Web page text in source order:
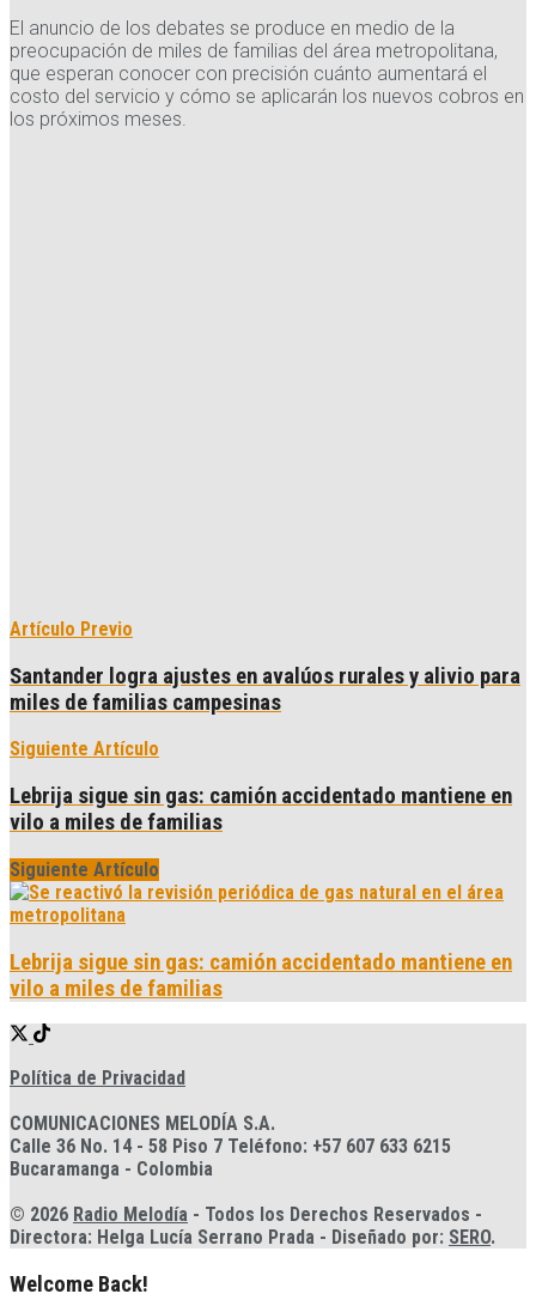
El anuncio de los debates se produce en medio de la
preocupación de miles de familias del área metropolitana,
que esperan conocer con precisión cuánto aumentará el
costo del servicio y cómo se aplicarán los nuevos cobros en
los próximos meses.
Artículo Previo
Santander logra ajustes en avalúos rurales y alivio para
miles de familias campesinas
Siguiente Artículo
Lebrija sigue sin gas: camión accidentado mantiene en
vilo a miles de familias
Siguiente Artículo
Lebrija sigue sin gas: camión accidentado mantiene en
vilo a miles de familias
Política de Privacidad
COMUNICACIONES MELODÍA S.A.
Calle 36 No. 14 - 58 Piso 7 Teléfono: +57 607 633 6215
Bucaramanga - Colombia
© 2026 Radio Melodía - Todos los Derechos Reservados -
Directora: Helga Lucía Serrano Prada - Diseñado por: SERO.
Welcome Back!